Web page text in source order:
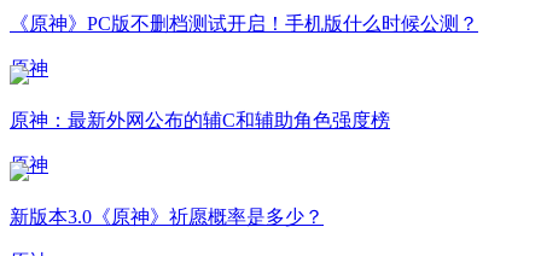
《原神》PC版不删档测试开启！手机版什么时候公测？
原神
原神：最新外网公布的辅C和辅助角色强度榜
原神
新版本3.0《原神》祈愿概率是多少？